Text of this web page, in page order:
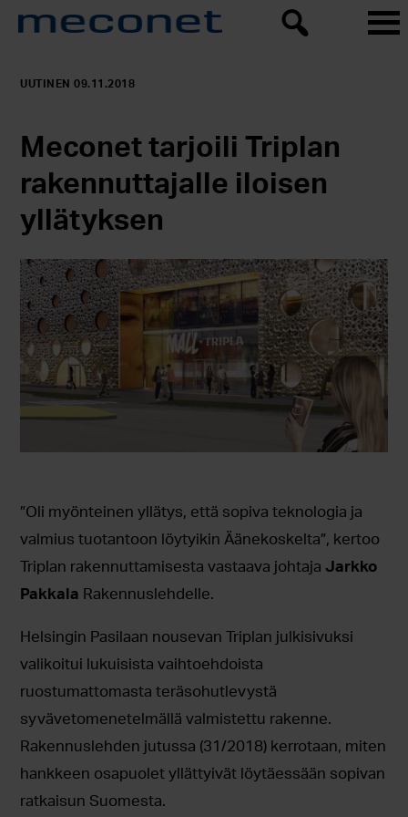
UUTINEN 09.11.2018
Meconet tarjoili Triplan
rakennuttajalle iloisen
yllätyksen
”Oli myönteinen yllätys, että sopiva teknologia ja
valmius tuotantoon löytyikin Äänekoskelta”, kertoo
Triplan rakennuttamisesta vastaava johtajaJarkko
Pakkala Rakennuslehdelle.
Helsingin Pasilaan nousevan Triplan julkisivuksi
valikoitui lukuisista vaihtoehdoista
ruostumattomasta teräsohutlevystä
syvävetomenetelmällä valmistettu rakenne.
Rakennuslehden jutussa (31/2018) kerrotaan, miten
hankkeen osapuolet yllättyivät löytäessään sopivan
ratkaisun Suomesta.